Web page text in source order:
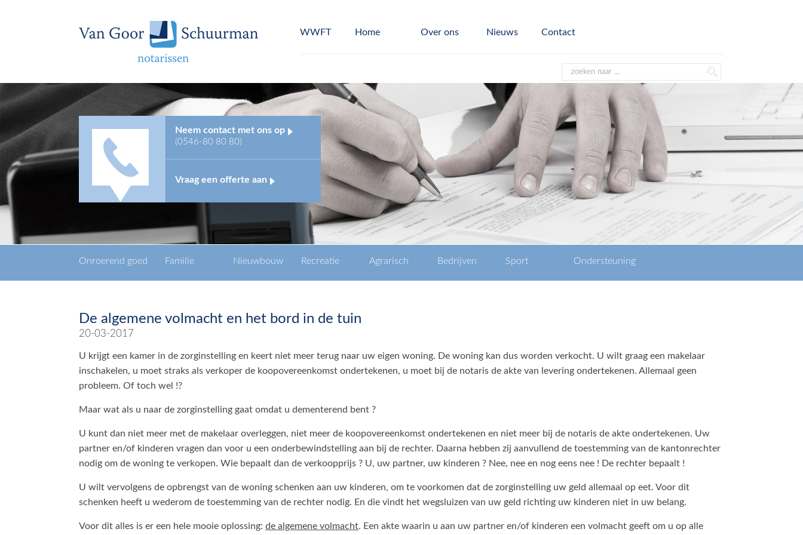
WWFT Home Over ons Nieuws Contact
Neem contact met ons op
(0546-80 80 80)
Vraag een offerte aan
Onroerend goed Familie Nieuwbouw Recreatie Agrarisch Bedrijven Sport Ondersteuning
De algemene volmacht en het bord in de tuin
20-03-2017
U krijgt een kamer in de zorginstelling en keert niet meer terug naar uw eigen woning. De woning kan dus worden verkocht. U wilt graag een makelaar
inschakelen, u moet straks als verkoper de koopovereenkomst ondertekenen, u moet bij de notaris de akte van levering ondertekenen. Allemaal geen
probleem. Of toch wel !?
Maar wat als u naar de zorginstelling gaat omdat u dementerend bent ?
U kunt dan niet meer met de makelaar overleggen, niet meer de koopovereenkomst ondertekenen en niet meer bij de notaris de akte ondertekenen. Uw
partner en/of kinderen vragen dan voor u een onderbewindstelling aan bij de rechter. Daarna hebben zij aanvullend de toestemming van de kantonrechter
nodig om de woning te verkopen. Wie bepaalt dan de verkoopprijs ? U, uw partner, uw kinderen ? Nee, nee en nog eens nee ! De rechter bepaalt !
U wilt vervolgens de opbrengst van de woning schenken aan uw kinderen, om te voorkomen dat de zorginstelling uw geld allemaal op eet. Voor dit
schenken heeft u wederom de toestemming van de rechter nodig. En die vindt het wegsluizen van uw geld richting uw kinderen niet in uw belang.
Voor dit alles is er een hele mooie oplossing: de algemene volmacht. Een akte waarin u aan uw partner en/of kinderen een volmacht geeft om u op alle